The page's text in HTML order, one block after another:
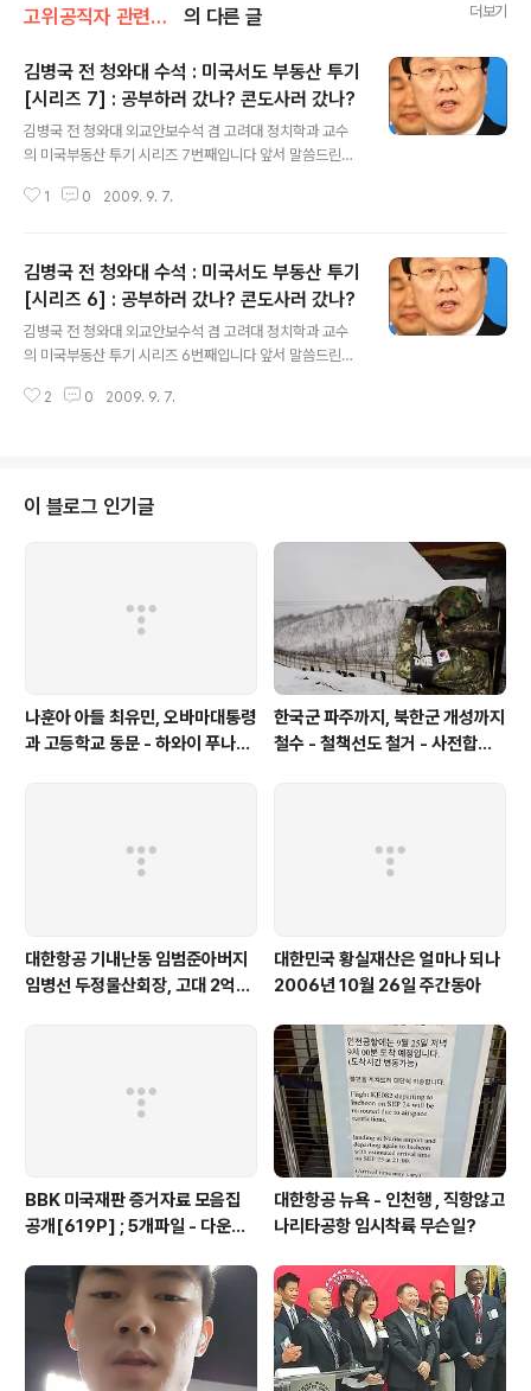
고위공직자 관련서류/김병국 전 청와대 수석 의 다른 글 더보기
김병국 전 청와대 수석 : 미국서도 부동산 투기
[시리즈 7] : 공부하러 갔나? 콘도사러 갔나?
김병국 전 청와대 외교안보수석 겸 고려대 정치학과 교수
의 미국부동산 투기 시리즈 7번째입니다 앞서 말씀드린대
번째 쇼핑 리스트입니다 김병국 전 수석에 대해 여러가지
1105 massachusetts ave Cambridge Middlesex
county 소재 콘도에 대한 쇼핑이 계속됩니다 이번에 구입
한 콘도의주소는 1105 massachusetts ave Cambrid
ge Middlesex county ma unit 8B 입니다 그러니까
여섯번째와 같은 콘도의 8B 호입니다 역시 6번째 콘도와
마찬가지로 제 불찰로 김병국 선생이 구입한 시기는..
1 0 2009. 9. 7.
김병국 전 청와대 수석 : 미국서도 부동산 투기
[시리즈 6] : 공부하러 갔나? 콘도사러 갔나?
김병국 전 청와대 외교안보수석 겸 고려대 정치학과 교수
의 미국부동산 투기 시리즈 6번째입니다 앞서 말씀드린대
번째 쇼핑 리스트입니다 얼마전 동아일보 사주일가가 한
들 정도입니다 아무래도 인촌 김성수 일가는 물불 안가리
고 재산을 모으도록 하는 뜨거운 피가 흐르는게 아닌가 싶
습니다 김병국 병표형제의 두번째 보스톤 부동산은 1105
다 앞으로 소개되겠지만 이 콘도는 ..
2 0 2009. 9. 7.
이 블로그 인기글
나훈아 아들 최유민, 오바마대통령
과 고등학교 동문 - 하와이 푸나호
한국군 파주까지, 북한군 개성까지
철수 - 철책선도 철거 - 사전합의
대한항공 기내난동 임범준아버지
임병선 두정물산회장, 고대 2억기
대한민국 황실재산은 얼마나 되나
2006년 10월 26일 주간동아
BBK 미국재판 증거자료 모음집
공개[619P] ; 5개파일 - 다운로
대한항공 뉴욕 - 인천행 , 직항않고
나리타공항 임시착륙 무슨일?